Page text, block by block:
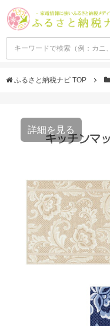
ふるさと納税ナビ TOP
詳細を見る